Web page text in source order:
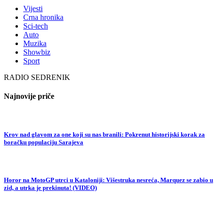
Vijesti
Crna hronika
Sci-tech
Auto
Muzika
Showbiz
Sport
RADIO SEDRENIK
Najnovije priče
Krov nad glavom za one koji su nas branili: Pokrenut historijski korak za
boračku populaciju Sarajeva
Horor na MotoGP utrci u Kataloniji: Višestruka nesreća, Marquez se zabio u
zid, a utrka je prekinuta! (VIDEO)